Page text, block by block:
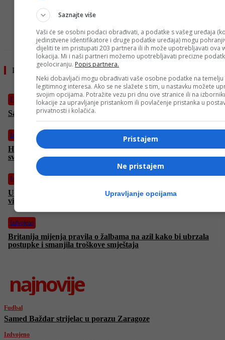
Pročitajte još
Fudbal
Samed Baždar strijelac u porazu Zaragoze
Izdvojeno
Huti neugodno iznenadili Izraelce novim raketama, od kojih
svaka nosi po nekoliko kasetnih bombi
Izdvojeno
Ukrajinske snage uzvraćaju kod Pokrovska: Poluokruženje
više od 1.000 ruskih vojnika
Izdvojeno
Britanija mijenja pravila o žalbama na azil kako bi ubrzala
postupke i smanjila troškove smještaja
najnovije
Fudbal
Samed Baždar strijelac u porazu Zaragoze
Izdvojeno
Saznajte više
Vaši će se osobni podaci obrađivati, a podatke s vašeg uređaja
jedinstvene identifikatore i druge podatke uređaja) mogu
dijeliti te im pristupati 203 partnera ili ih može upotrebljavati ova
lokacija. Mi i naši partneri možemo upotrebljavati precizne
geolociranju. Popis partnera.
Neki dobavljači mogu obrađivati vaše osobne podatke na temelju
legitimnog interesa. Ako se ne slažete s tim, u nastavku možete
svojim opcijama. Potražite vezu pri dnu ove stranice ili na
lokacije za upravljanje pristankom ili povlačenje pristanka u
privatnosti i kolačića.
Pristajem
Ne pristajem
Upravljanje opcijama